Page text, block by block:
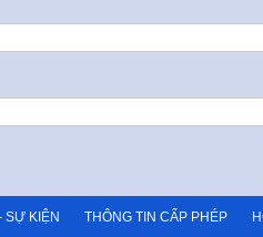
SỰ KIỆN THÔNG TIN CẤP PHÉP